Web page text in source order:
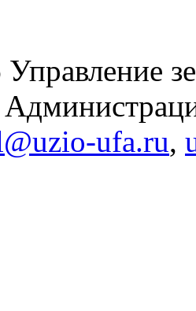
Управление
ufa.ru,